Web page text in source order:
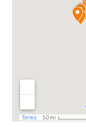
お
知